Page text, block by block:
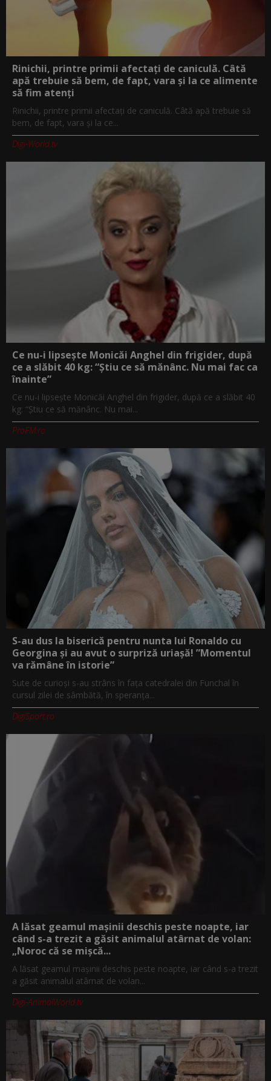
Rinichii, printre primii afectați de caniculă. Câtă
apă trebuie să bem, de fapt, vara și la ce alimente
să fim atenți
Rinichii, printre primii afectați de caniculă. Câtă apă trebuie să
bem, de fapt, vara și la ce...
Digi-World.tv
Ce nu-i lipsește Monicăi Anghel din frigider, după
ce a slăbit 40 kg: “Știu ce să mănânc. Nu mai fac ca
înainte”
Ce nu-i lipsește Monicăi Anghel din frigider, după ce a slăbit 40
kg: “Știu ce să mănânc. Nu mai...
ProFM.ro
S-au dus la biserică pentru nunta lui Ronaldo cu
Georgina și au avut o surpriză uriașă! ”Momentul
va rămâne în istorie”
Sute de curioși s-au strâns în fața catedralei din Funchal în
cursul zilei de sâmbătă, în speranța...
DigiSport.ro
A lăsat geamul mașinii deschis peste noapte, iar
când s-a trezit a găsit animalul atârnat de volan:
„Noroc că se mișcă...
A lăsat geamul mașinii deschis peste noapte, iar când s-a trezit
a găsit animalul atârnat de volan...
Digi-AnimalWorld.tv